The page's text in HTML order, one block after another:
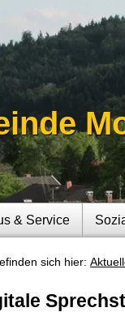
& Service
sich hier: